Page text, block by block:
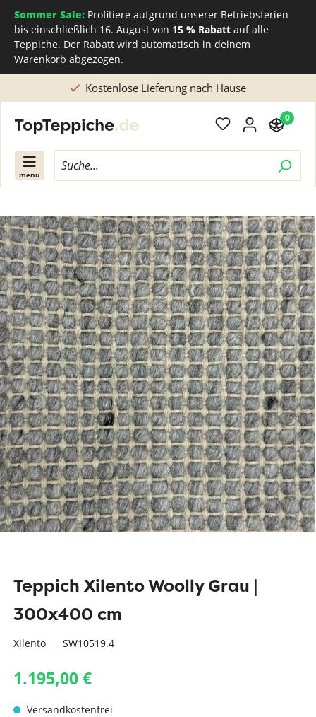
Sommer Sale: Profitiere aufgrund unserer Betriebsferien
bis einschließlich 16. August von 15 % Rabatt auf alle
Teppiche. Der Rabatt wird automatisch in deinem
Warenkorb abgezogen.
Direkt beim Teppichhersteller kaufen
menu
0
Teppich Xilento Woolly Grau |
300x400 cm
Xilento SW10519.4
1.195,00 €
Versandkostenfrei